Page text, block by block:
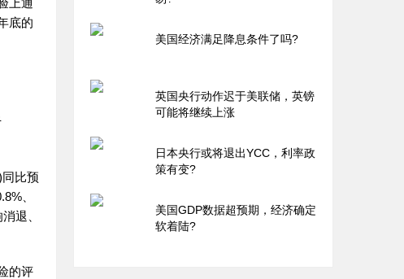
上通
底的
比预
、
退、
的评
美国经济满足降息条件了吗?
英国央行动作迟于美联储，英镑
可能将继续上涨
日本央行或将退出YCC，利率政
策有变?
美国GDP数据超预期，经济确定
软着陆?